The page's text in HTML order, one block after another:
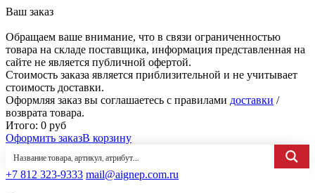
Ваш заказ
Обращаем ваше внимание, что в связи ограниченностью
товара на складе поставщика, информация представленная на
сайте не является публичной офертой.
Стоимость заказа является приблизительной и не учитывает
стоимость доставки.
Оформляя заказ вы соглашаетесь с правилами доставки /
возврата товара.
Итого: 0 руб
Оформить заказВ корзину
+7 812 323-9333 mail@aignep.com.ru